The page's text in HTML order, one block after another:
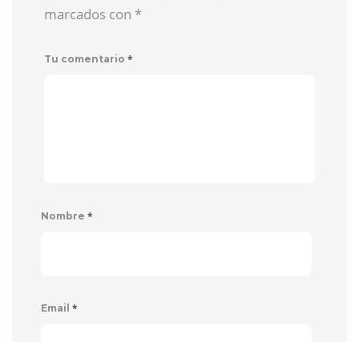
marcados con *
Tu comentario *
Nombre *
Email *